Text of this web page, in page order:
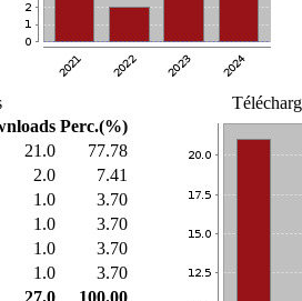
Perc.(%)
21.0
77.78
2.0
7.41
1.0
3.70
1.0
3.70
1.0
3.70
1.0
3.70
27.0
100.00